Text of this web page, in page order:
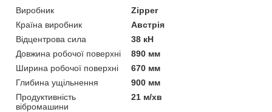
Виробник
Zipper
Країна виробник
Австрія
Відцентрова сила
38 кН
Довжина робочої поверхні
890 мм
Ширина робочої поверхні
670 мм
Глибина ущільнення
900 мм
Продуктивність
вібромашини
21 м/хв